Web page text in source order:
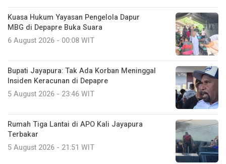
Kuasa Hukum Yayasan Pengelola Dapur
MBG di Depapre Buka Suara
6 August 2026 - 00:08 WIT
Bupati Jayapura: Tak Ada Korban Meninggal
Insiden Keracunan di Depapre
5 August 2026 - 23:46 WIT
Rumah Tiga Lantai di APO Kali Jayapura
Terbakar
5 August 2026 - 21:51 WIT